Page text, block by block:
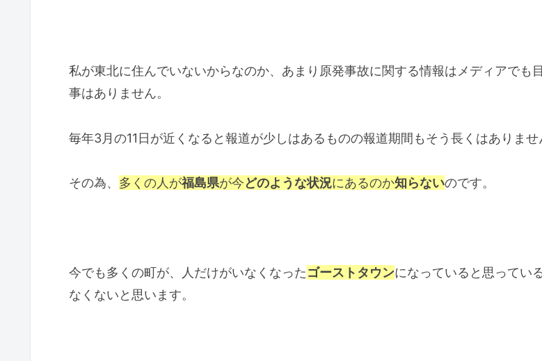
私が東北に住んでいないからなのか、あまり原発事故に関する情報はメディアでも
事はありません。
毎年3月の11日が近くなると報道が少しはあるものの報道期間もそう長くはありませ
その為、 多くの人が福島県が今どのような状況にあるのか知らないのです。
今でも多くの町が、人だけがいなくなったゴーストタウンになっていると思ってい
なくないと思います。